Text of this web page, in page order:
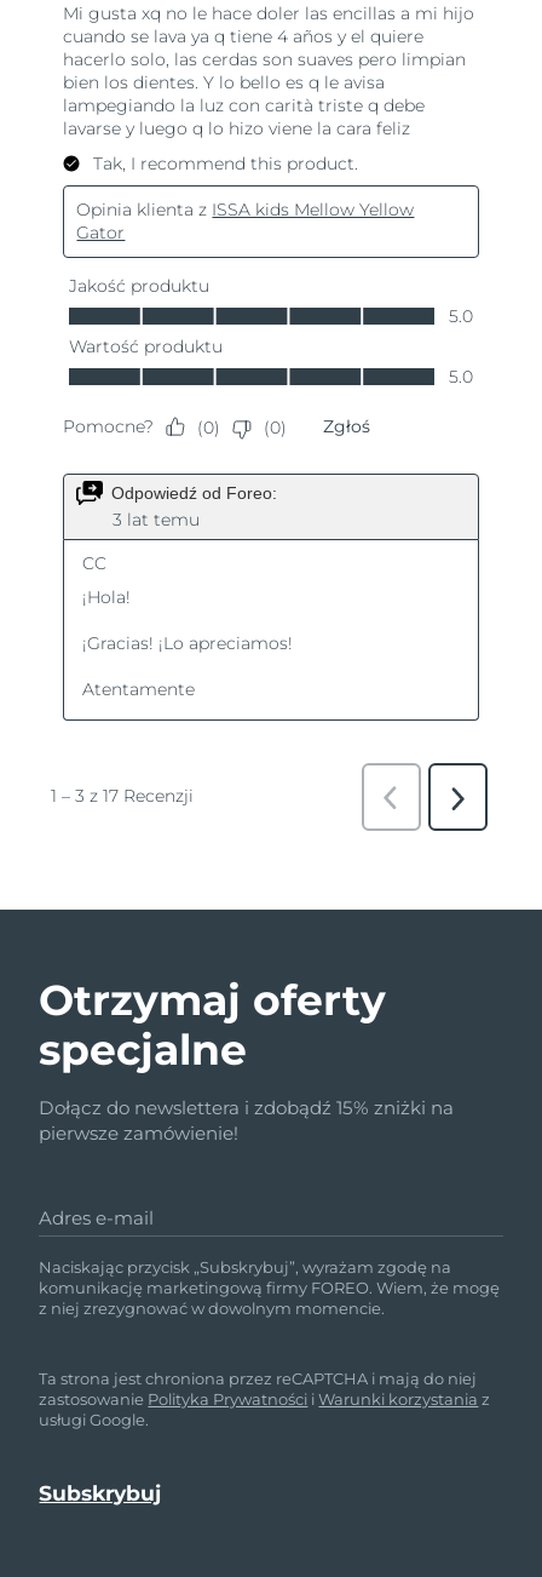
Otrzymaj oferty
specjalne
Dołącz do newslettera i zdobądź 15% zniżki na
pierwsze zamówienie!
Adres e-mail
Naciskając przycisk „Subskrybuj”, wyrażam zgodę na
komunikację marketingową firmy FOREO. Wiem, że mogę
z niej zrezygnować w dowolnym momencie.
Ta strona jest chroniona przez reCAPTCHA i mają do niej
zastosowanie Polityka Prywatności iWarunki korzystania z
usługi Google.